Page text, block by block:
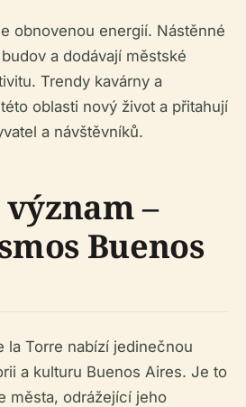
obnovenou energií. Nástěnné
a dodávají městské
Trendy kavárny a
oblasti nový život a přitahují
a návštěvníků.
–
Buenos
la Torre nabízí jedinečnou
a kulturu Buenos Aires. Je to
města, odrážející jeho